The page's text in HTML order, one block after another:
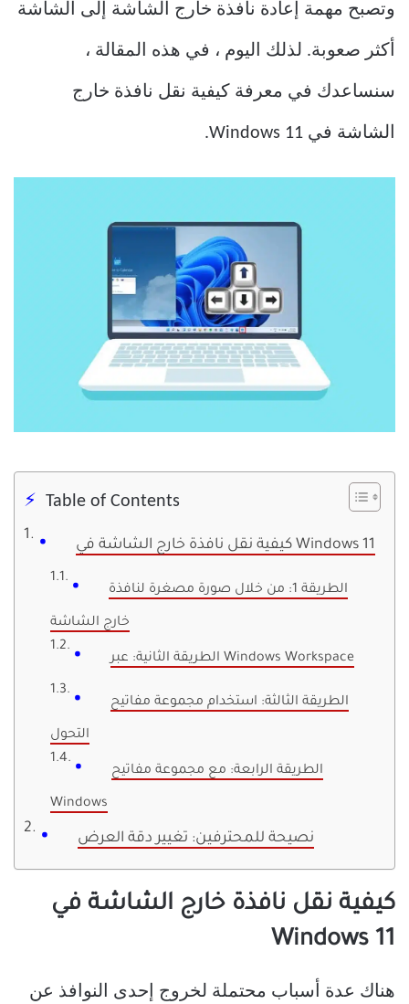
وتصبح مهمة إعادة نافذة خارج الشاشة إلى الشاشة
أكثر صعوبة. لذلك اليوم ، في هذه المقالة ،
سنساعدك في معرفة كيفية نقل نافذة خارج
الشاشة في Windows 11.
Table of Contents
كيفية نقل نافذة خارج الشاشة في Windows 11
الطريقة 1: من خلال صورة مصغرة لنافذة
خارج الشاشة
الطريقة الثانية: عبر Windows Workspace
الطريقة الثالثة: استخدام مجموعة مفاتيح
التحول
الطريقة الرابعة: مع مجموعة مفاتيح
Windows
نصيحة للمحترفين: تغيير دقة العرض
كيفية نقل نافذة خارج الشاشة في
Windows 11
هناك عدة أسباب محتملة لخروج إحدى النوافذ عن